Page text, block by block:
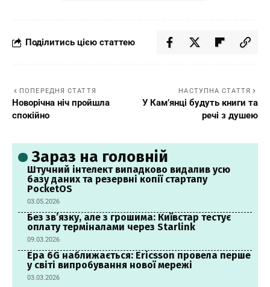
Поділитись цією статтею
ПОПЕРЕДНЯ СТАТТЯ
Новорічна ніч пройшла
спокійно
НАСТУПНА СТАТТЯ
У Кам’янці будуть книги та
речі з душею
Зараз на головній
Штучний інтелект випадково видалив усю
базу даних та резервні копії стартапу
PocketOS
03.05.2026
Без зв’язку, але з грошима: Київстар тестує
оплату терміналами через Starlink
09.03.2026
Ера 6G наближається: Ericsson провела перше
у світі випробування нової мережі
03.03.2026